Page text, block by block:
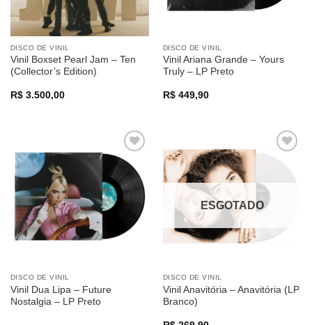
DISCO DE VINIL
Vinil Boxset Pearl Jam – Ten
(Collector’s Edition)
R$3.500,00
DISCO DE VINIL
Vinil Ariana Grande – Yours
Truly – LP Preto
R$449,90
Adicionar
a lista de
desejos
DISCO DE VINIL
Vinil Dua Lipa – Future
Nostalgia – LP Preto
ESGOTADO
DISCO DE VINIL
Vinil Anavitória – Anavitória (LP
Branco)